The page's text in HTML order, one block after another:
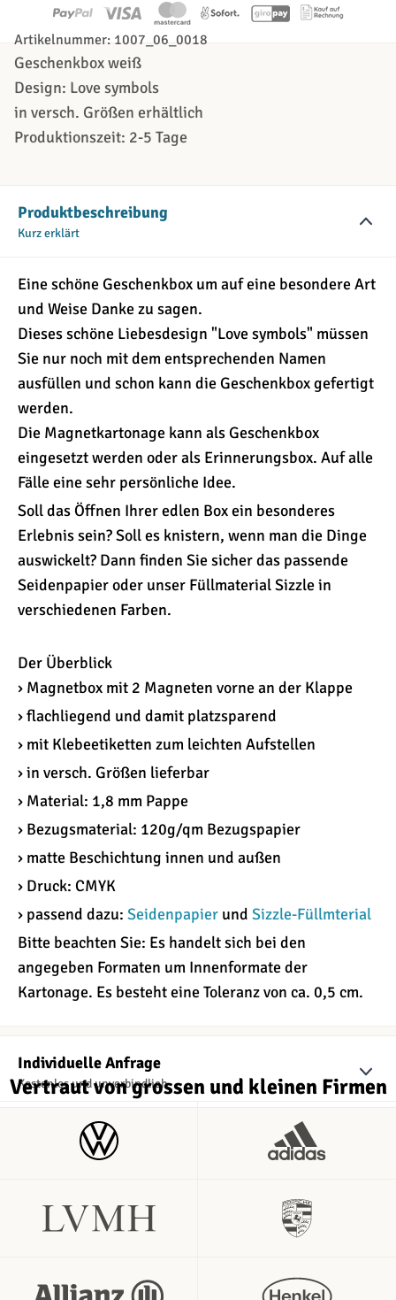
Produktbeschreibung
Kurz erklärt
Eine schöne Geschenkbox um auf eine besondere Art
und Weise Danke zu sagen.
Dieses schöne Liebesdesign "Love symbols" müssen
Sie nur noch mit dem entsprechenden Namen
ausfüllen und schon kann die Geschenkbox gefertigt
werden.
Die Magnetkartonage kann als Geschenkbox
eingesetzt werden oder als Erinnerungsbox. Auf alle
Fälle eine sehr persönliche Idee.
Soll das Öffnen Ihrer edlen Box ein besonderes
Erlebnis sein? Soll es knistern, wenn man die Dinge
auswickelt? Dann finden Sie sicher das passende
Seidenpapier oder unser Füllmaterial Sizzle in
verschiedenen Farben.
Der Überblick
› Magnetbox mit 2 Magneten vorne an der Klappe
› flachliegend und damit platzsparend
› mit Klebeetiketten zum leichten Aufstellen
› in versch. Größen lieferbar
› Material: 1,8 mm Pappe
› Bezugsmaterial: 120g/qm Bezugspapier
› matte Beschichtung innen und außen
› Druck: CMYK
› passend dazu: Seidenpapier und Sizzle-Füllmterial
Bitte beachten Sie: Es handelt sich bei den
angegeben Formaten um Innenformate der
Kartonage. Es besteht eine Toleranz von ca. 0,5 cm.
Individuelle Anfrage
Kostenlos und unverbindlich
Vertraut von grossen und kleinen Firmen
Artikelnummer: 1007_06_0018
Geschenkbox weiß
Design: Love symbols
in versch. Größen erhältlich
Produktionszeit: 2-5 Tage